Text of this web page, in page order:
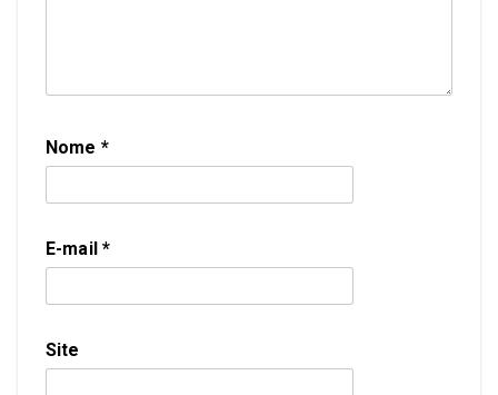
Nome *
E-mail*
Site